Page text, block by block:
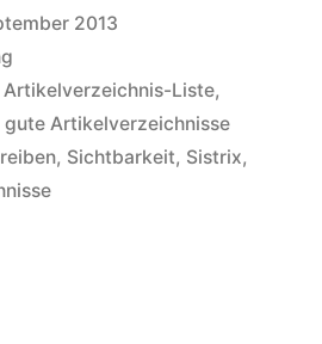
2013
Artikelverzeichnis-Liste,
gute Artikelverzeichnisse
, Sichtbarkeit, Sistrix,